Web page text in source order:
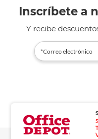
Inscríbete a
Y recibe